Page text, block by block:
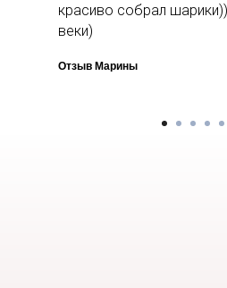
красиво собрал
веки)
Отзыв Марины